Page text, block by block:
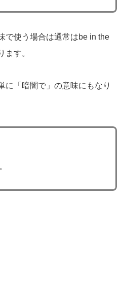
で使う場合は通常はbe in the
ます。
に「暗闇で」の意味にもなり